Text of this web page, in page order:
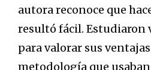
autora reconoce que
resultó fácil. Estudiaron
para valorar sus
metodología que